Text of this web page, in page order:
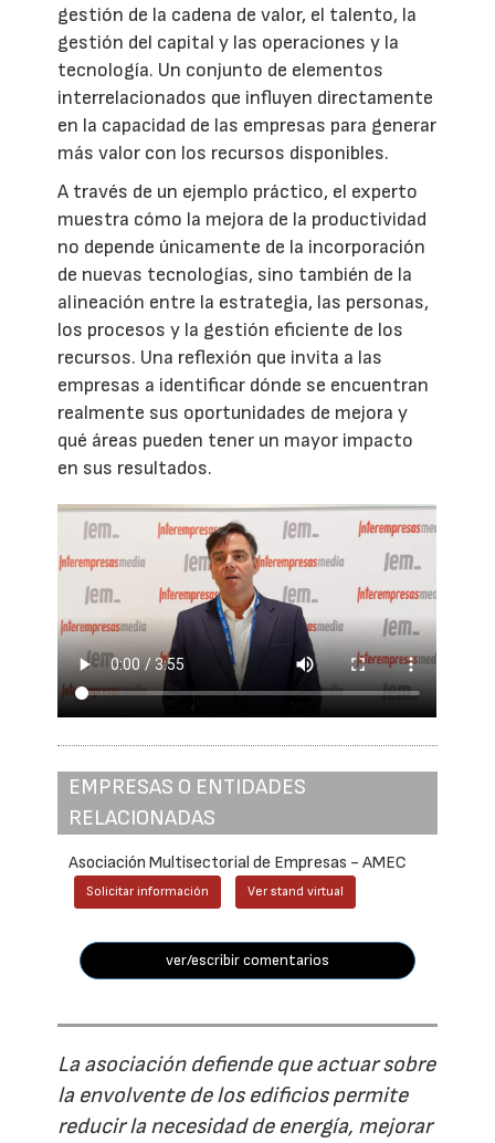
gestión de la cadena de valor, el talento, la
gestión del capital y las operaciones y la
tecnología. Un conjunto de elementos
interrelacionados que influyen directamente
en la capacidad de las empresas para generar
más valor con los recursos disponibles.
A través de un ejemplo práctico, el experto
muestra cómo la mejora de la productividad
no depende únicamente de la incorporación
de nuevas tecnologías, sino también de la
alineación entre la estrategia, las personas,
los procesos y la gestión eficiente de los
recursos. Una reflexión que invita a las
empresas a identificar dónde se encuentran
realmente sus oportunidades de mejora y
qué áreas pueden tener un mayor impacto
en sus resultados.
EMPRESAS O ENTIDADES
RELACIONADAS
Asociación Multisectorial de Empresas - AMEC
Solicitar información Ver stand virtual
ver/escribir comentarios
La asociación defiende que actuar sobre
la envolvente de los edificios permite
reducir la necesidad de energía, mejorar